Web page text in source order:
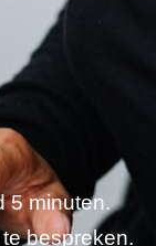
5 minuten.
bespreken.